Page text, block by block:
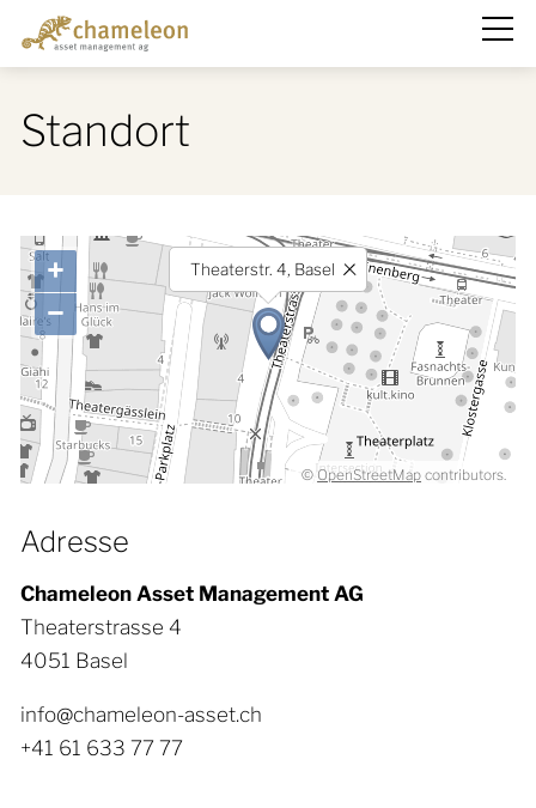
Über uns
Nachhaltigkeit
Engagement
Standort
Anlagelösungen
Fonds
Kontakt
Standort
Theaterstr. 4, Basel
+
−
©OpenStreetMap contributors.
Adresse
Chameleon Asset Management AG
Theaterstrasse 4
4051 Basel
info@chameleon-asset.ch
+41 61 633 77 77